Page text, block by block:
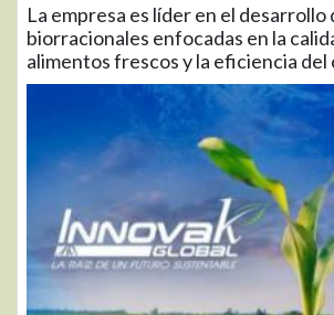
La empresa es líder en el desarrollo
biorracionales enfocadas en la
alimentos frescos y la eficiencia